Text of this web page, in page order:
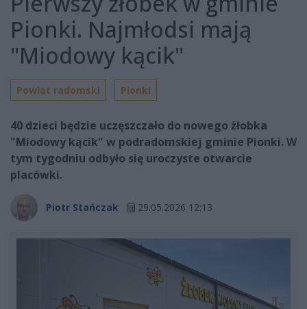
Pionki. Najmłodsi mają
"Miodowy kącik"
Powiat radomski Pionki
40 dzieci będzie uczęszczało do nowego żłobka
"Miodowy kącik" w podradomskiej gminie Pionki. W
tym tygodniu odbyło się uroczyste otwarcie
placówki.
Piotr Stańczak 29.05.2026 12:13